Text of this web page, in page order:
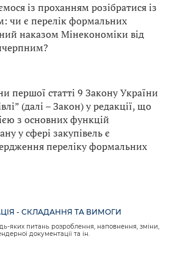
із проханням розібратися із
чи є перелік формальних
наказом Мінекономіки від
першої статті 9 Закону України
(далі – Закон) у редакції, що
з основних функцій
у сфері закупівель є
переліку формальних
- СКЛАДАННЯ ТА ВИМОГИ
яких питань розроблення, наповнення, зміни,
документації та ін.